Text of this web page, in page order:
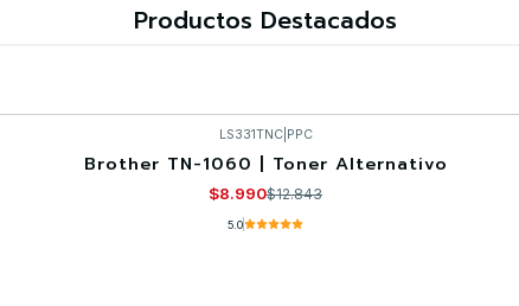
Productos Destacados
LS331TNC| PPC
Brother TN-1060 | Toner Alternativo
$8.990$12.843
5.0